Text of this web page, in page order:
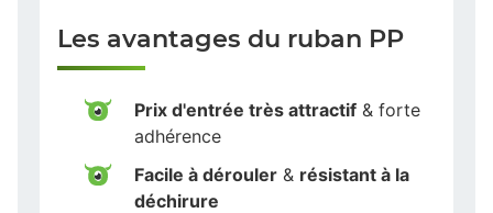
Les avantages du ruban PP
Prix d'entrée très attractif & forte
adhérence
Facile à dérouler & résistant à la
déchirure